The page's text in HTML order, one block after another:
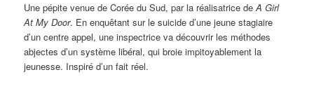
Une pépite venue de Corée du Sud, par la réalisatrice deA Girl
At My Door. En enquêtant sur le suicide d’une jeune stagiaire
d’un centre appel, une inspectrice va découvrir les méthodes
abjectes d’un système libéral, qui broie impitoyablement la
jeunesse. Inspiré d’un fait réel.